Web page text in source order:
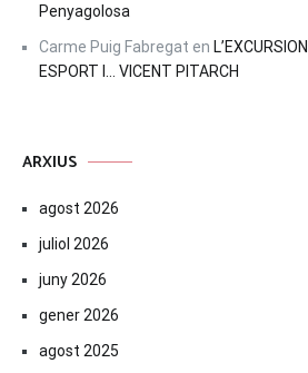
Penyagolosa
Carme Puig Fabregat en
ESPORT I… VICENT PITARCH
ARXIUS
agost 2026
juliol 2026
juny 2026
gener 2026
agost 2025